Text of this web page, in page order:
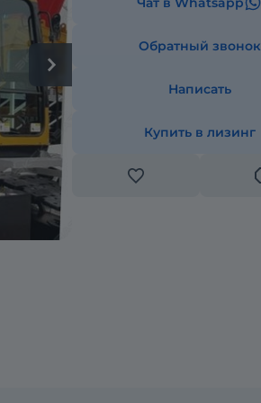
Обратный звонок
Написать
Купить в лизинг